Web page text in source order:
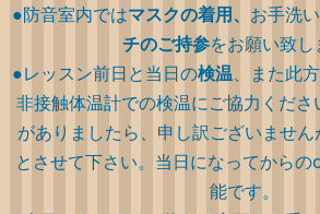
●防音室内ではマスクの着用、 お手洗
チのご持参をお願い致し
●レッスン前日と当日の検温、また此
非接触体温計での検温にご協力くだ
がありましたら、申し訳ございませ
とさせて下さい。当日になってから
能です。